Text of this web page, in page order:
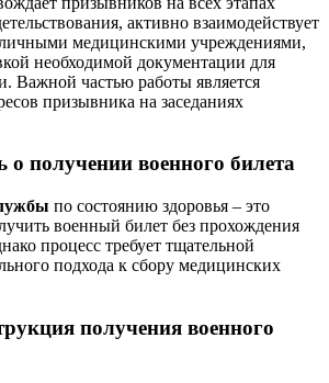
активно взаимодействует
медицинскими учреждениями,
необходимой документации для
Важной частью работы является
призывника на заседаниях
о получении военного билета
по состоянию здоровья – это
военный билет без прохождения
процесс требует тщательной
подхода к сбору медицинских
получения военного